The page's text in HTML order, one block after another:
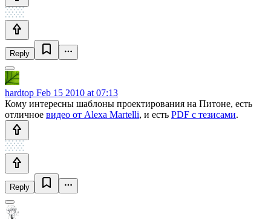
Reply
hardtop Feb 15 2010 at 07:13
Кому интересны шаблоны проектирования на Питоне, есть
отличное видео от Alexa Martelli, и есть PDF с тезисами.
Reply